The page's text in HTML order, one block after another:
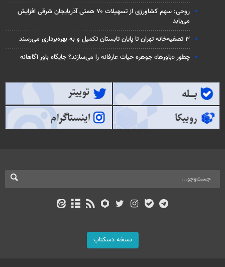
روحی: سهم کشاورزی از تسهیلات ۷۰ همتی آذربایجان شرقی افزایش
می‌یابد
۳ ﺗﺼﻔﻴﻪ‌ﺧﺎﻧﻪ‌ تهران تا پایان تابستان تکمیل و به بهره‌برداری می‌رسند
چطور «باورها» جوهره حیات عارفانه را می‌سازند؟ جایگاه باور آگاهانه
نسخه دسکتاپ